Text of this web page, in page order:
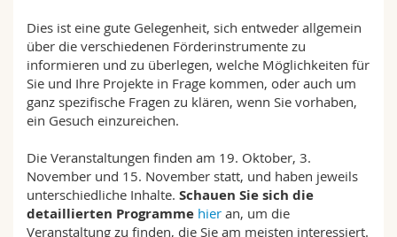
Dies ist eine gute Gelegenheit, sich entweder allgemein
über die verschiedenen Förderinstrumente zu
informieren und zu überlegen, welche Möglichkeiten für
Sie und Ihre Projekte in Frage kommen, oder auch um
ganz spezifische Fragen zu klären, wenn Sie vorhaben,
ein Gesuch einzureichen.
Die Veranstaltungen finden am 19. Oktober, 3.
November und 15. November statt, und haben jeweils
unterschiedliche Inhalte. Schauen Sie sich die
detaillierten Programme hier an, um die
Veranstaltung zu finden, die Sie am meisten interessiert.